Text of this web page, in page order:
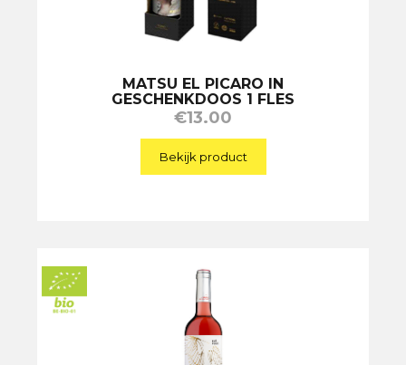
MATSU EL PICARO IN
GESCHENKDOOS 1 FLES
€13.00
Bekijk product